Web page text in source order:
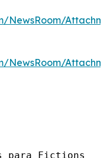
NewsRoom/
NewsRoom/
para Fictions